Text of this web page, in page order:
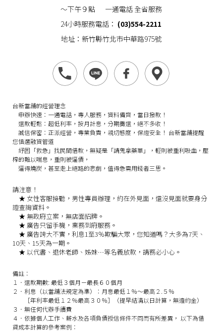
～下午９點 一通電話 全省服務
24小時服務電話： (03)554-2211
地址：新竹縣竹北市中華路975號
台新當舖的經營理念
申辦快速： 一通電話，專人服務，資料備齊，當日撥款！
還款輕鬆： 超低利率，按月計息，分期攤還，絕不多收！
誠信保密： 正派經營，專業負責，親切態度，保證安全！ 台新當舖提醒
您慎選融資管道
紓困「救急」找民間借款，無疑是「請鬼拿藥單」，輕則被重利吸血，壓
榨的難以喘息，重則被逼債，
逼得燒炭，甚至走上絕路的悲劇，值得急需用錢者三思。
請注意！
★女性客服接聽，男性專員辦理，約在外見面，還沒見面就要身分
證查詢資料。
★無政府立案，無店面招牌。
★ 廣告只留手機，業務到府服務。
★ 廣告誇大不實，利息1至3％欺騙大眾，您知道嗎？大多為7天、
10天、15天為一期。
★以代書、退休老師、姊妹…等名義放款，請務必小心。
備註：
１．還款期數: 最低３個月－最長６０個月
２．利息（以當舖法規定為準）：月息最低１％～最高２.５％
［年利率最低１２％最高３０％］（提早結清以日計算，無違約金）
３．無任何代辦手續費
４．依據個人工作、薪水及各項負債授信條件不同而有所差異， 以下為借
貸成本計算的參考案例：